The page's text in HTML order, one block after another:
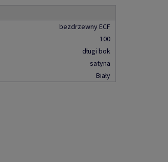
bezdrzewny ECF
100
długi bok
satyna
Biały